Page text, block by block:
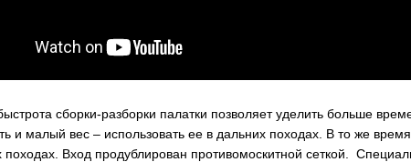
сборки-разборки палатки позволяет уделить больше
и малый вес – использовать ее в дальних походах. В то же
походах. Вход продублирован противомоскитной сеткой.